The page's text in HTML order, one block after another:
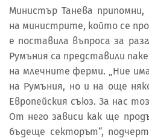
Министър Танева
на министрите, който се
е поставила въпроса за
Румъния са представили
на млечните ферми. „Ние
на Румъния, но и на още
Европейския съюз. За нас
От него зависи как ще
бъдеще секторът“,